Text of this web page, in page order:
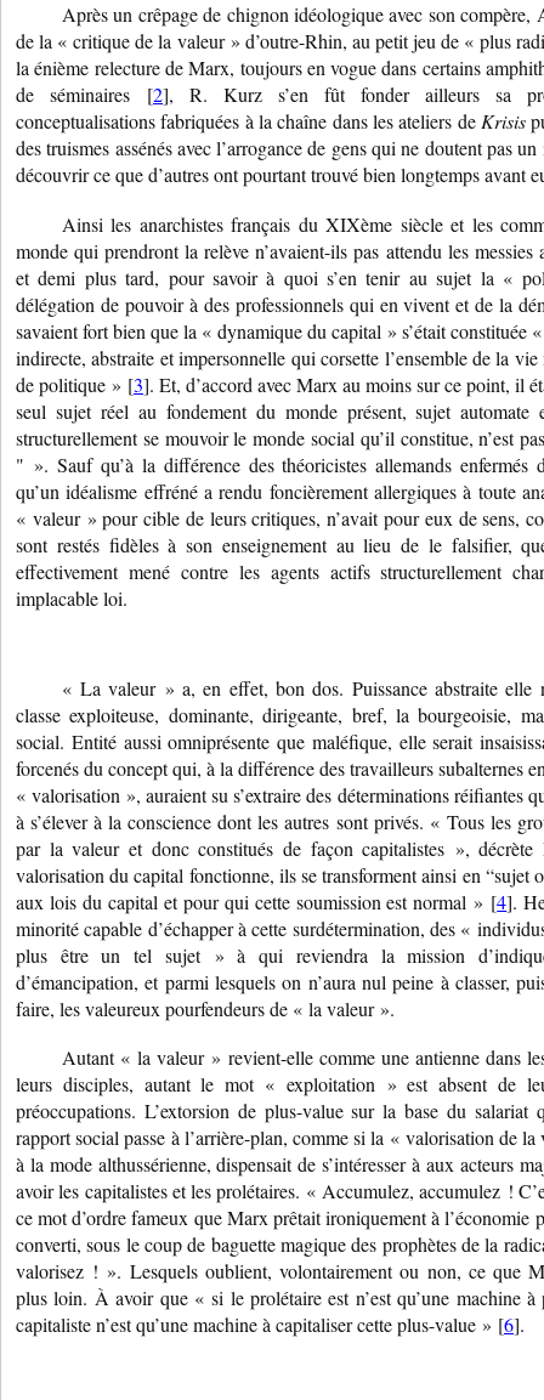
Après un crêpage de chignon idéologique avec son compère,
de la « critique de la valeur » d’outre-Rhin, au petit jeu de « plus
la énième relecture de Marx, toujours en vogue dans certains
de séminaires [2], R. Kurz s’en fût fonder ailleurs sa
conceptualisations fabriquées à la chaîne dans les ateliers de Krisis
des truismes assénés avec l’arrogance de gens qui ne doutent pas
découvrir ce que d’autres ont pourtant trouvé bien longtemps avant
Ainsi les anarchistes français du XIXème siècle et les
monde qui prendront la relève n’avaient-ils pas attendu les
et demi plus tard, pour savoir à quoi s’en tenir au sujet la «
délégation de pouvoir à des professionnels qui en vivent et de la
savaient fort bien que la « dynamique du capital » s’était constituée
indirecte, abstraite et impersonnelle qui corsette l’ensemble de la
de politique » [3]. Et, d’accord avec Marx au moins sur ce point, il
seul sujet réel au fondement du monde présent, sujet
structurellement se mouvoir le monde social qu’il constitue, n’est
" ». Sauf qu’à la différence des théoricistes allemands enfermés
qu’un idéalisme effréné a rendu foncièrement allergiques à toute
« valeur » pour cible de leurs critiques, n’avait pour eux de sens,
sont restés fidèles à son enseignement au lieu de le falsifier,
effectivement mené contre les agents actifs structurellement
implacable loi.
« La valeur » a, en effet, bon dos. Puissance abstraite elle
classe exploiteuse, dominante, dirigeante, bref, la bourgeoisie,
social. Entité aussi omniprésente que maléfique, elle serait
forcenés du concept qui, à la différence des travailleurs subalternes
« valorisation », auraient su s’extraire des déterminations réifiantes
à s’élever à la conscience dont les autres sont privés. « Tous les
par la valeur et donc constitués de façon capitalistes »,
valorisation du capital fonctionne, ils se transforment ainsi en “sujet
aux lois du capital et pour qui cette soumission est normal » [4].
minorité capable d’échapper à cette surdétermination, des «
plus être un tel sujet » à qui reviendra la mission
d’émancipation, et parmi lesquels on n’aura nul peine à classer,
faire, les valeureux pourfendeurs de « la valeur ».
Autant « la valeur » revient-elle comme une antienne dans
leurs disciples, autant le mot « exploitation » est absent de
préoccupations. L’extorsion de plus-value sur la base du
rapport social passe à l’arrière-plan, comme si la « valorisation de la
à la mode althussérienne, dispensait de s’intéresser à aux acteurs
avoir les capitalistes et les prolétaires. « Accumulez, accumulez !
ce mot d’ordre fameux que Marx prêtait ironiquement à l’économie
converti, sous le coup de baguette magique des prophètes de la
valorisez ! ». Lesquels oublient, volontairement ou non, ce que
plus loin. À avoir que « si le prolétaire est n’est qu’une machine
capitaliste n’est qu’une machine à capitaliser cette plus-value » [6].